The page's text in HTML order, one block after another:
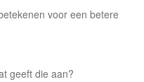
voor een betere
geeft die aan?